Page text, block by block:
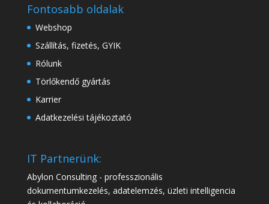
Fontosabb oldalak
Webshop
Szállítás, fizetés, GYIK
Rólunk
Törlőkendő gyártás
Karrier
Adatkezelési tájékoztató
IT Partnerünk:
Abylon Consulting - professzionális
dokumentumkezelés, adatelemzés, üzleti intelligencia